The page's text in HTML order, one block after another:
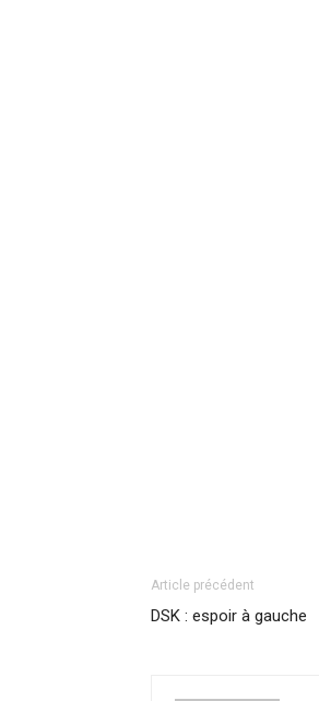
Article précédent
DSK : espoir à gauche